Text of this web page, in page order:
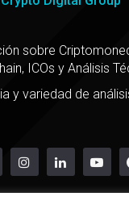
sobre
ICOs y Análisis
y variedad de